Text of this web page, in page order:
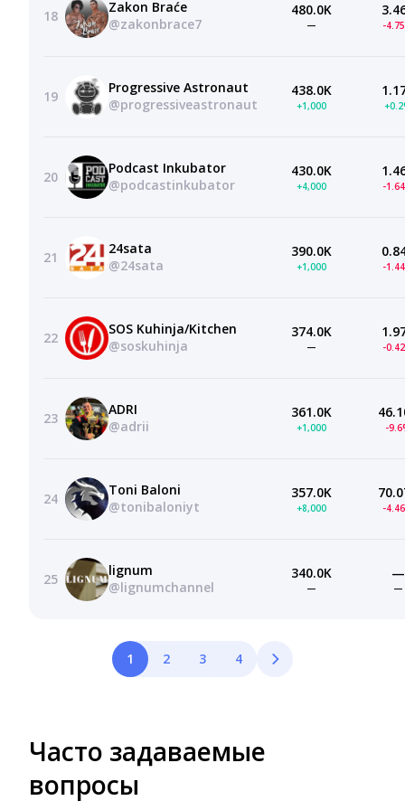
18
Zakon Braće
@zakonbrace7
480.0K
— -
19
Progressive Astronaut
@progressiveastronaut
438.0K
+1,000
20
Podcast Inkubator
@podcastinkubator
430.0K
+4,000 -
21
24sata
@24sata
390.0K
+1,000 -
22
SOS Kuhinja/Kitchen
@soskuhinja
374.0K
— -
23
ADRI
@adrii
361.0K
+1,000 -
24
Toni Baloni
@tonibaloniyt
357.0K
+8,000 -
25
lignum
@lignumchannel
340.0K
—
—
—
1 2 3 4
Часто задаваемые
вопросы